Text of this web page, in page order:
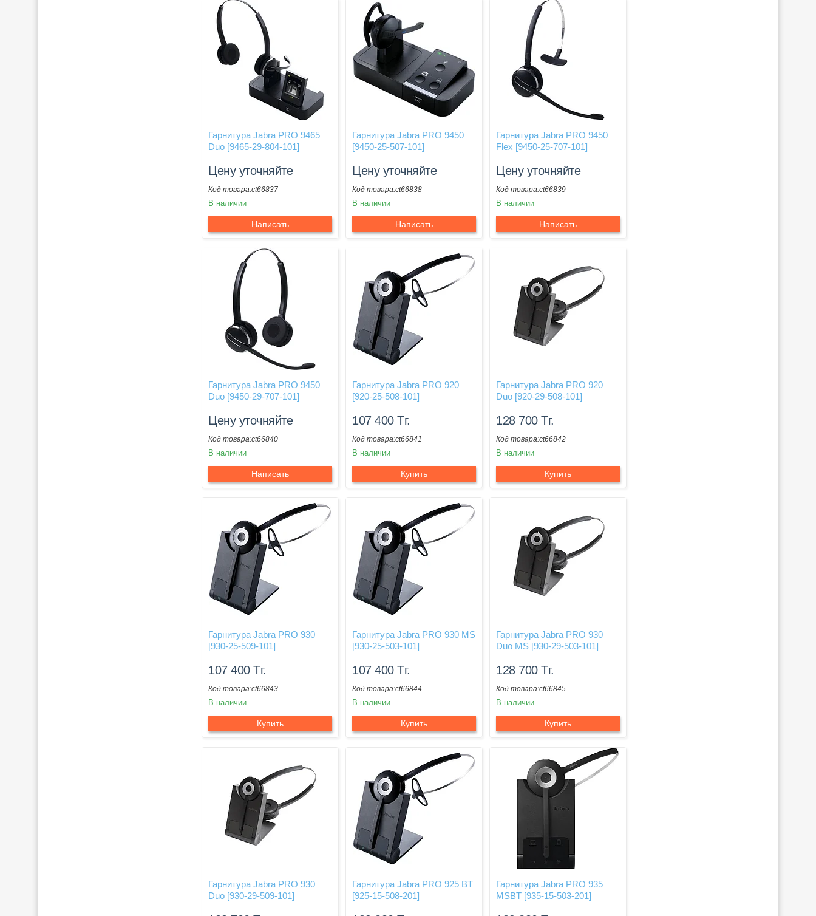
Гарнитура Jabra PRO 9465
Duo [9465-29-804-101]
Цену уточняйте
ct66837
В наличии
Написать
Гарнитура Jabra PRO 9450
[9450-25-507-101]
Цену уточняйте
ct66838
В наличии
Написать
Гарнитура Jabra PRO 9450
Flex [9450-25-707-101]
Цену уточняйте
ct66839
В наличии
Написать
Гарнитура Jabra PRO 9450
Duo [9450-29-707-101]
Цену уточняйте
ct66840
В наличии
Написать
Гарнитура Jabra PRO 920
[920-25-508-101]
107 400Тг.
ct66841
В наличии
Купить
Гарнитура Jabra PRO 920
Duo [920-29-508-101]
128 700Тг.
ct66842
В наличии
Купить
Гарнитура Jabra PRO 930
[930-25-509-101]
107 400Тг.
ct66843
В наличии
Купить
Гарнитура Jabra PRO 930 MS
[930-25-503-101]
107 400Тг.
ct66844
В наличии
Купить
Гарнитура Jabra PRO 930
Duo MS [930-29-503-101]
128 700Тг.
ct66845
В наличии
Купить
Гарнитура Jabra PRO 930
Duo [930-29-509-101]
Гарнитура Jabra PRO 925 BT
[925-15-508-201]
Гарнитура Jabra PRO 935
MSBT [935-15-503-201]